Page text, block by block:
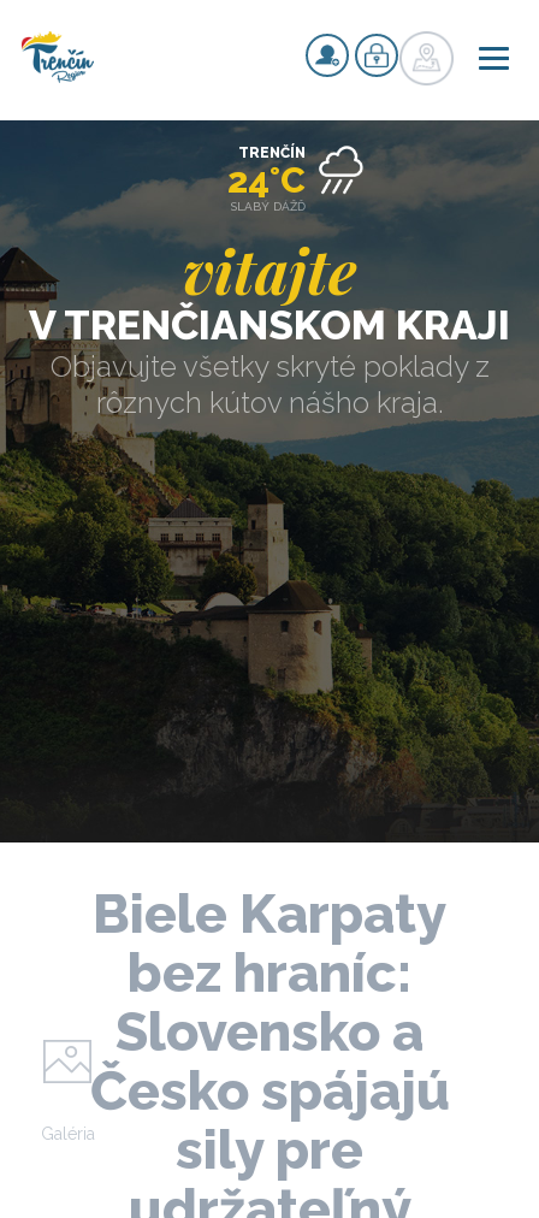
vitajte
V TRENČIANSKOM KRAJI
Objavujte všetky skryté poklady z
rôznych kútov nášho kraja.
TRENČÍN
24°C
SLABÝ DÁŽĎ
Biele Karpaty
bez hraníc:
Slovensko a
Česko spájajú
sily pre
Galéria